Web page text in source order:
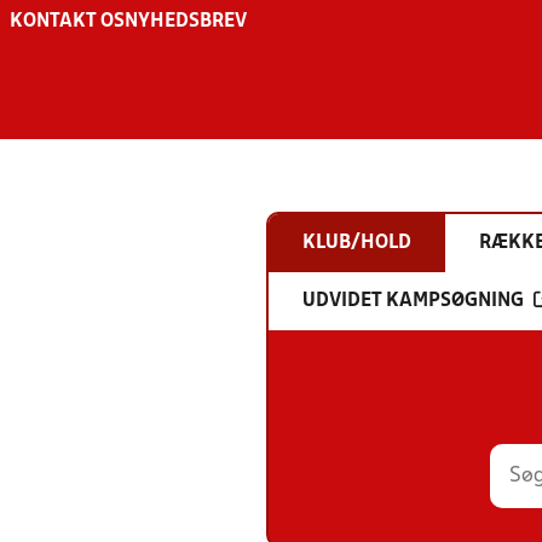
KONTAKT OS NYHEDSBREV
KLUB/HOLD
UDVIDET KAMPSØGNING